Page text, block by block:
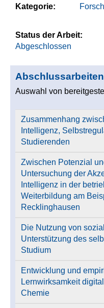
Kategorie:
Status der Arbeit:
Abgeschlossen
Auswahl von
Zusammenhang
Intelligenz,
Studierenden
Zwischen Potenzial
Untersuchung der
Intelligenz in der
Weiterbildung am
Recklinghausen
Die Nutzung von
Unterstützung des
Studium
Entwicklung und
Lernwirksamkeit
Chemie